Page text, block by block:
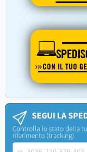
CON IL TUO
SEGUI LA
Controlla lo stato della
riferimento (tracking)